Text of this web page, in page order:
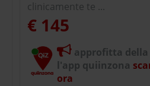
clinicamente te ...
€ 145
approfitta della
l'app quiinzona
ora